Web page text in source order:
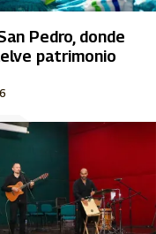
Pedro, donde
patrimonio